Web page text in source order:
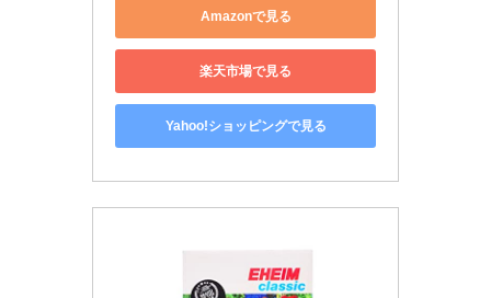
Amazonで見る
楽天市場で見る
Yahoo!ショッピングで見る